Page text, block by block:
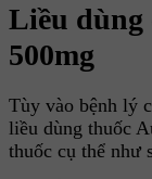
Liều dùng
500mg
Tùy vào bệnh lý
liều dùng thuốc
thuốc cụ thể như